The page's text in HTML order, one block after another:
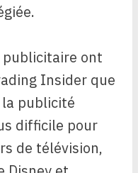
publicitaire ont
Insider que
la publicité
difficile pour
de télévision,